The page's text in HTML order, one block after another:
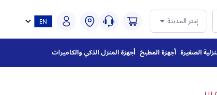
إختر المدينة
الصغيرة أجهزة المطبخ أجهزة المنزل الذكي والكاميرات